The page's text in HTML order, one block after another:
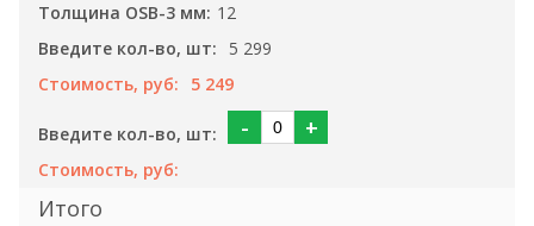
12
5 299
5 249
- +
Итого